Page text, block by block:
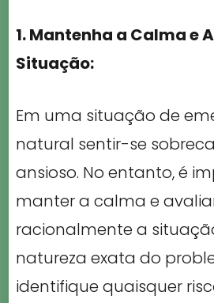
1. Mantenha a Calma e
Situação:
Em uma situação de
natural sentir-se
ansioso. No entanto, é
manter a calma e
racionalmente a
natureza exata do
identifique quaisquer